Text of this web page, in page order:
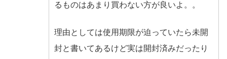
るものはあまり買わない方が良いよ。。
理由としては使用期限が迫っていたら未開
封と書いてあるけど実は開封済みだったり